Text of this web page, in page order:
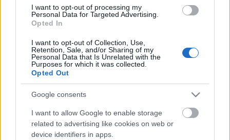
I want to opt-out of processing my
Personal Data for Targeted Advertising.
Opted In
I want to opt-out of Collection, Use,
Retention, Sale, and/or Sharing of my
Personal Data that Is Unrelated with the
Purposes for which it was collected.
Opted Out
Google consents
I want to allow Google to enable storage
related to advertising like cookies on web or
device identifiers in apps.
együtt, tanuljuk, hogy mi a demokrácia. Milyen az,
hogy nekem lehet más meggyőződésem, mint neked,
nem kell gyűlölnöd engem, és nekem pedig
tiszteletben kell tartanom a te meggyőződésedet
egészen addig a pillanatig, amíg az emberi keretek
között nyilvánul meg. Azt gondolom, hogy nagyon
és azért, mert ez most megváltozott, nagyon nehéz
elfogadni, hogy van egyfajta oda-vissza hullámzás.
(...) Azzal, hogy elfogadtam az MMA felkérését, és
tagként beléptem oda, kiálltam az egyik oldal